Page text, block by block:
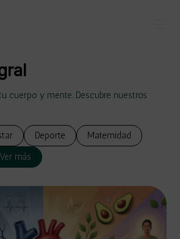
cuerpo y mente. Descubre nuestros
Deporte
Maternidad
Ver más